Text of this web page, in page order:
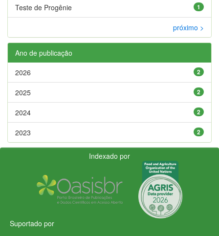
1
Teste de Progênie
próximo >
Ano de publicação
2
2026
2
2025
2
2024
2
2023
Indexado por
Suportado por